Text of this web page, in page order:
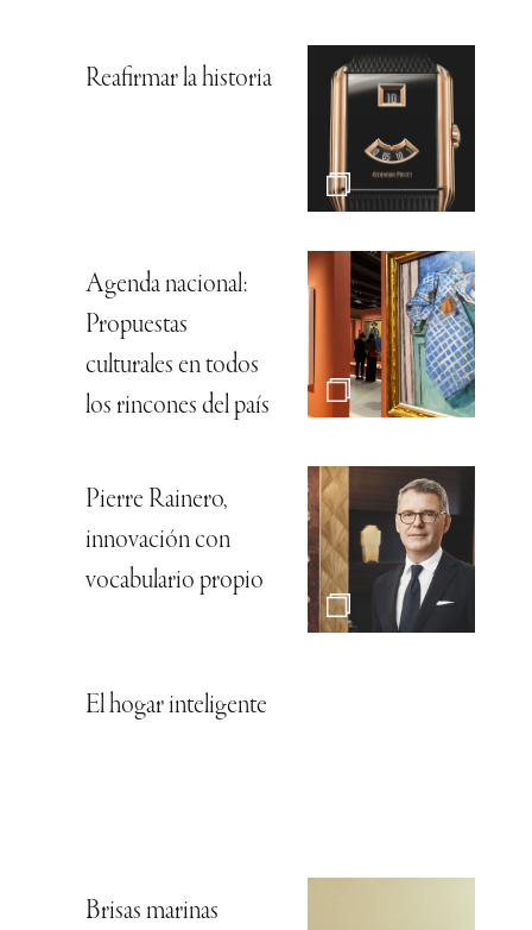
Reafirmar la historia
Agenda nacional:
Propuestas
culturales en todos
los rincones del país
Pierre Rainero,
innovación con
vocabulario propio
El hogar inteligente
Brisas marinas